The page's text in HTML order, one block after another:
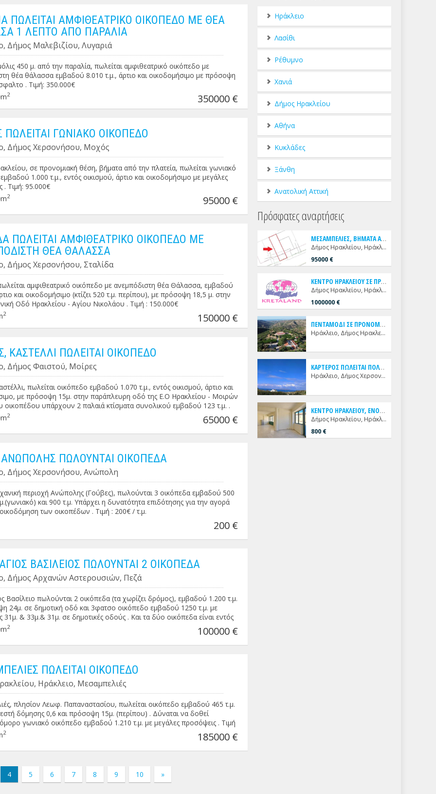
ΠΩΛΕΙΤΑΙ ΑΜΦΙΘΕΑΤΡΙΚΟ ΟΙΚΟΠΕΔΟ ΜΕ ΘΕΑ
1 ΛΕΠΤΟ ΑΠΟ ΠΑΡΑΛΙΑ
Δήμος Μαλεβιζίου, Λυγαριά
450 μ. από την παραλία, πωλείται αμφιθεατρικό οικόπεδο με
θέα θάλασσα εμβαδού 8.010 τ.μ., άρτιο και οικοδομήσιμο με πρόσοψη
. Τιμή: 350.000€
2 350000 €
ΓΩΝΙΑΚΟ ΟΙΚΟΠΕΔΟ
Δήμος Χερσονήσου, Μοχός
σε προνομιακή θέση, βήματα από την πλατεία, πωλείται γωνιακό
1.000 τ.μ., εντός οικισμού, άρτιο και οικοδομήσιμο με μεγάλες
. Τιμή: 95.000€
2 95000 €
ΠΩΛΕΙΤΑΙ ΑΜΦΙΘΕΑΤΡΙΚΟ ΟΙΚΟΠΕΔΟ ΜΕ
ΘΕΑ ΘΑΛΑΣΣΑ
Δήμος Χερσονήσου, Σταλίδα
αμφιθεατρικό οικόπεδο με ανεμπόδιστη θέα Θάλασσα, εμβαδού
και οικοδομήσιμο (κτίζει 520 τ.μ. περίπου), με πρόσοψη 18,5 μ. στην
Οδό Ηρακλείου - Αγίου Νικολάου . Τιμή : 150.000€
2 150000 €
ΚΑΣΤΕΛΛΙ ΠΩΛΕΙΤΑΙ ΟΙΚΟΠΕΔΟ
Δήμος Φαιστού, Μοίρες
πωλείται οικόπεδο εμβαδού 1.070 τ.μ., εντός οικισμού, άρτιο και
με πρόσοψη 15μ. στην παράπλευρη οδό της Ε.Ο Ηρακλείου - Μοιρών
οικοπέδου υπάρχουν 2 παλαιά κτίσματα συνολικού εμβαδού 123 τ.μ. .
ΠΕΑ: Η΄
2 65000 €
ΑΝΩΠΟΛΗΣ ΠΩΛΟΥΝΤΑΙ ΟΙΚΟΠΕΔΑ
Δήμος Χερσονήσου, Ανώπολη
περιοχή Ανώπολης (Γούβες), πωλούνται 3 οικόπεδα εμβαδού 500
και 900 τ.μ. Υπάρχει η δυνατότητα επιδότησης για την αγορά
των οικοπέδων . Τιμή : 200€ / τ.μ.
200 €
ΒΑΣΙΛΕΙΟΣ ΠΩΛΟΥΝΤΑΙ 2 ΟΙΚΟΠΕΔΑ
Δήμος Αρχανών Αστερουσιών, Πεζά
Βασίλειο πωλούνται 2 οικόπεδα (τα χωρίζει δρόμος), εμβαδού 1.200 τ.μ.
24μ. σε δημοτική οδό και 3φατσο οικόπεδο εμβαδού 1250 τ.μ. με
31μ. & 33μ.& 31μ. σε δημοτικές οδούς . Και τα δύο οικόπεδα είναι εντός
και οικοδομήσιμα . Δίδονται και χωριστά . Τιμή: 40€ / τ.μ.
2 100000 €
ΠΩΛΕΙΤΑΙ ΟΙΚΟΠΕΔΟ
Ηράκλειο, Μεσαμπελιές
πλησίον Λεωφ. Παπαναστασίου, πωλείται οικόπεδο εμβαδού 465 τ.μ.
δόμησης 0,6 και πρόσοψη 15μ. (περίπου) . Δύναται να δοθεί
γωνιακό οικόπεδο εμβαδού 1.210 τ.μ. με μεγάλες προσόψεις . Τιμή
2 185000 €
4 5 6 7 8 9 10 »
Ηράκλειο
Λασίθι
Ρέθυμνο
Χανιά
Δήμος Ηρακλείου
Αθήνα
Κυκλάδες
Ξάνθη
Ανατολική Αττική
Πρόσφατες αναρτήσεις
Μ
ΕΣΑΜΠΕΛΙΕΣ, ΒΗΜΑΤΑ ΑΠΟ ΟΘΛΑΦ ΠΑΛΜΕ ΠΩΛΕΙΤΑΙ ΟΙΚΟΠΕΔΟ
Δήμος Ηρακλείου, Ηράκλειο, Μεσαμπελιές
95000 €
Κ
ΕΝΤΡΟ ΗΡΑΚΛΕΙΟΥ ΣΕ ΠΡΟΝΟΜΙΑΚΗ ΘΕΣΗ ΜΕ ΕΜΠΟΡΙΚΗ ΠΡΟΒΟΛΗ ΠΩΛΕΙΤΑΙ ΔΙΑΜΠΕΡΕΣ 5ΟΡΟΦΟ ΑΥΤΟΤΕΛΕΣ ΑΚΙΝΗΤΟ
Δήμος Ηρακλείου, Ηράκλειο, Κέντρο
1000000 €
Π
ΕΝΤΑΜΟΔΙ ΣΕ ΠΡΟΝΟΜΙΑΚΗ ΘΕΣΗ ΜΕ ΑΝΕΜΠΟΔΙΣΤΗ ΜΟΝΑΔΙΚΗ ΘΕΑ ΠΩΛΕΙΤΑΙ ΑΥΤΟΤΕΛΕΣ ΑΚΙΝΗΤΟ
Ηράκλειο, Δήμος Ηρακλείου, Πενταμόδι
Κ
ΑΡΤΕΡΟΣ ΠΩΛΕΙΤΑΙ ΠΟΛΥΤΕΛΗΣ ΜΟΝΟΚΑΤΟΙΚΙΑ - VILLA
Ηράκλειο, Δήμος Χερσονήσου, Καρτερός
Κ
ΕΝΤΡΟ ΗΡΑΚΛΕΙΟΥ, ΕΝΟΙΚΙΑΖΕΤΑΙ ΔΙΧΩΡΟ ΓΩΝΙΑΚΟ ΓΡΑΦΕΙΟ
Δήμος Ηρακλείου, Ηράκλειο, Κέντρο
800 €